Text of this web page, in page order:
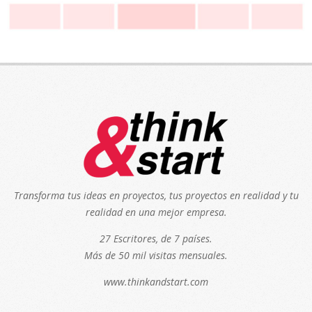
Transforma tus ideas en proyectos, tus proyectos en realidad y tu
realidad en una mejor empresa.
27 Escritores, de 7 países.
Más de 50 mil visitas mensuales.
www.thinkandstart.com